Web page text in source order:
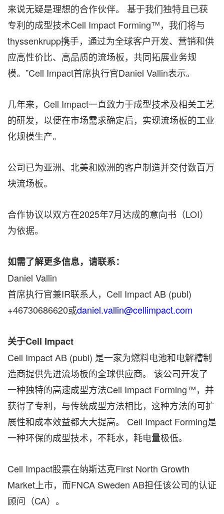
来说无疑是理想的合作伙伴。 基于我们独特且已获
专利的成型技术Cell Impact Forming™，我们将与
thyssenkrupp携手，通过为全球客户开发、营销和供
应高性价比、高品质的流场板，共同拓展业务规
模。”Cell Impact首席执行官Daniel Vallin表示。
几年来，Cell Impact一直致力于成型技术及相关工艺
的研发，以便在市场需求确定后，实现流场板的工业
化规模生产。
公司已为亚洲、北美和欧洲的客户制造并交付数百万
块流场板。
合作协议以双方在2025年7月达成的意向书（LOI）
为依据。
如需了解更多信息，请联系：
Daniel Vallin
首席执行官兼IR联系人，Cell Impact AB (publ)
+46730686620或daniel.vallin@cellimpact.com
关于Cell Impact
Cell Impact AB (publ) 是一家为燃料电池和电解槽制
造商提供先进流场板的全球供应商。 该公司开发了
一种独特的高速成型方法Cell Impact Forming™，并
获得了专利，与传统成型方法相比，这种方法的可扩
展性和成本效益都大大提高。 Cell Impact Forming是
一种环保的成型技术，不耗水，耗电量极低。
Cell Impact股票在纳斯达克First North Growth
Market上市，而FNCA Sweden AB担任该公司的认证
顾问（CA）。